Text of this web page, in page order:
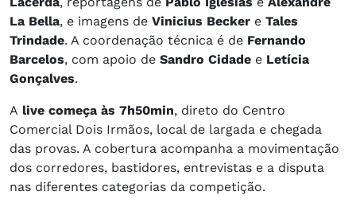
La Bella, e imagens de Vinicius Becker e Tales
Trindade. A coordenação técnica é de Fernando
Barcelos, com apoio de Sandro Cidade e Letícia
Gonçalves.
A live começa às 7h50min, direto do Centro
Comercial Dois Irmãos, local de largada e chegada
das provas. A cobertura acompanha a movimentação
dos corredores, bastidores, entrevistas e a disputa
nas diferentes categorias da competição.